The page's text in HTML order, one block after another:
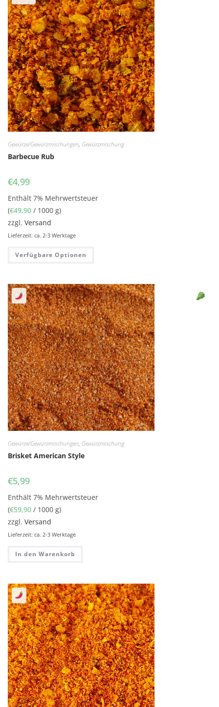
Gewürze/Gewürzmischungen, Gewürzmischung
Barbecue Rub
€4,99
Enthält 7% Mehrwertsteuer
(€49,90 / 1000 g)
zzgl.Versand
Lieferzeit: ca. 2-3 Werktage
Verfügbare Optionen
Gewürze/Gewürzmischungen, Gewürzmischung
Brisket American Style
€5,99
Enthält 7% Mehrwertsteuer
(€59,90 / 1000 g)
zzgl.Versand
Lieferzeit: ca. 2-3 Werktage
In den Warenkorb